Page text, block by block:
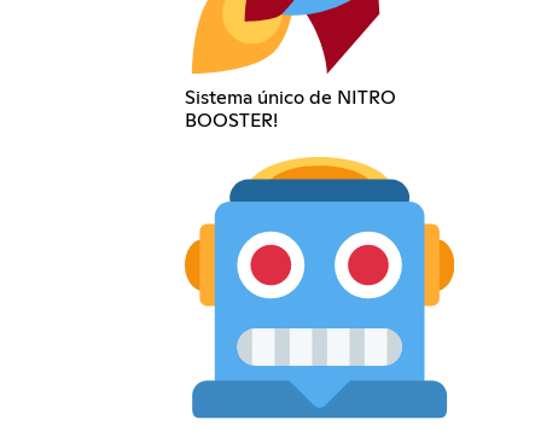
Sistema único de NITRO
BOOSTER!